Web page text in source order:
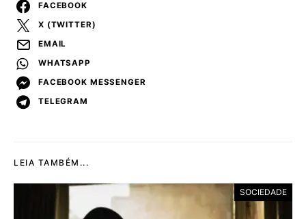
FACEBOOK
X (TWITTER)
EMAIL
WHATSAPP
FACEBOOK MESSENGER
TELEGRAM
LEIA TAMBÉM...
SOCIEDADE